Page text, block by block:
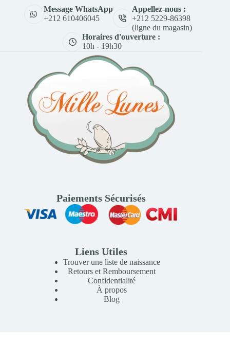
Message WhatsApp
+212 610406045
Appellez-nous :
+212 5229-86398
(ligne du magasin)
Horaires d'ouverture :
10h - 19h30
Paiements Sécurisés
Liens Utiles
Trouver une liste de naissance
Retours et Remboursement
Confidentialité
À propos
Blog